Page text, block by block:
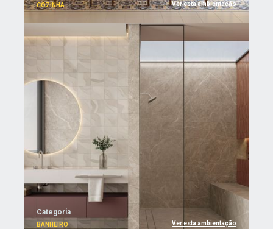
COZINHA Ver esta ambientação
Categoria
BANHEIRO Ver esta ambientação